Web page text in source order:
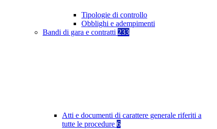
Tipologie di controllo
Obblighi e adempimenti
Bandi di gara e contratti 233
Atti e documenti di carattere generale riferiti a
tutte le procedure 6